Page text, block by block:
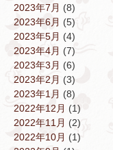
2023年7月 (8)
2023年6月 (5)
2023年5月 (4)
2023年4月 (7)
2023年3月 (6)
2023年2月 (3)
2023年1月 (8)
2022年12月 (1)
2022年11月 (2)
2022年10月 (1)